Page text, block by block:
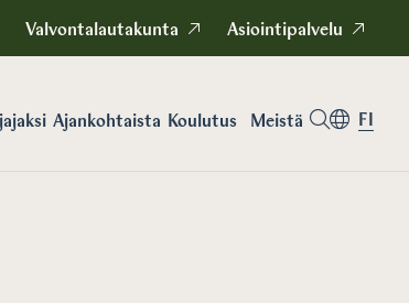
Valvontalautakunta Asiointipalvelu
Ajankohtaista Koulutus Meistä FI